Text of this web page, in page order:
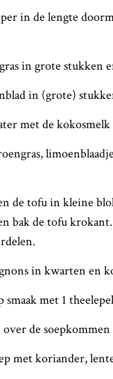
in de lengte
in grote stukken
in (grote)
met de
de tofu in kleine
bak de tofu
in kwarten en
smaak met 1
over de
met koriander,